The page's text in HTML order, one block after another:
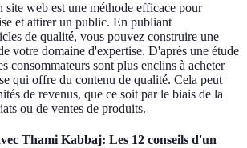
web est une méthode efficace pour
et attirer un public. En publiant
de qualité, vous pouvez construire une
votre domaine d'expertise. D'après une étude
consommateurs sont plus enclins à acheter
qui offre du contenu de qualité. Cela peut
de revenus, que ce soit par le biais de la
ou de ventes de produits.
Thami Kabbaj: Les 12 conseils d'un